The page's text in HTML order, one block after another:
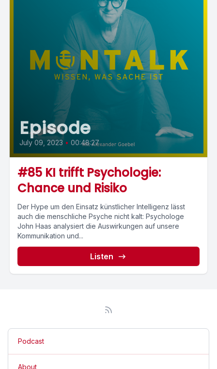
Episode
July 09, 2023 • 00:48:27
#85 KI trifft Psychologie:
Chance und Risiko
Der Hype um den Einsatz künstlicher Intelligenz lässt
auch die menschliche Psyche nicht kalt: Psychologe
John Haas analysiert die Auswirkungen auf unsere
Kommunikation und...
Listen
Podcast
About